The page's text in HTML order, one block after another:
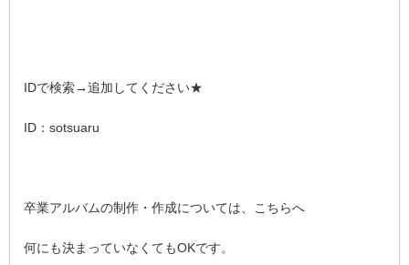
IDで検索→追加してください★
ID：sotsuaru
卒業アルバムの制作・作成については、こちらへ
何にも決まっていなくてもOKです。